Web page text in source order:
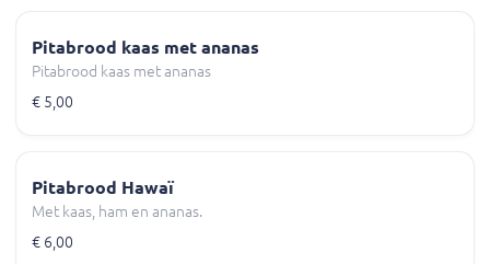
Pitabrood kaas met ananas
Pitabrood kaas met ananas
€ 5,00
Pitabrood Hawaï
Met kaas, ham en ananas.
€ 6,00